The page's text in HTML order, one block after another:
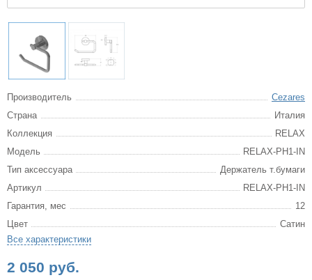
Производитель
Cezares
Страна
Италия
Коллекция
RELAX
Модель
RELAX-PH1-IN
Тип аксессуара
Держатель т.бумаги
Артикул
RELAX-PH1-IN
Гарантия, мес
12
Цвет
Сатин
Все характеристики
2 050 руб.